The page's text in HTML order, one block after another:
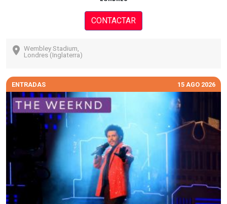
CONTACTAR
Wembley Stadium,
Londres (Inglaterra)
ENTRADAS 15 AGO 2026